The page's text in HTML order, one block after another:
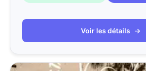
Voir les détails →